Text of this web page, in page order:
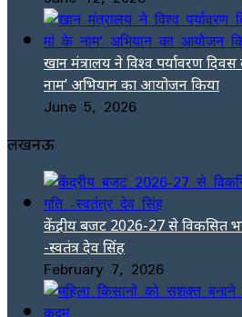
खान मंत्रालय ने विश्व पर्यावरण
नाम’ अभियान का आयोजन किया
June 5, 2026
लखनऊ
केंद्रीय बजट 2026-27 से विकसित
-स्वतंत्र देव सिंह
February 7, 2026